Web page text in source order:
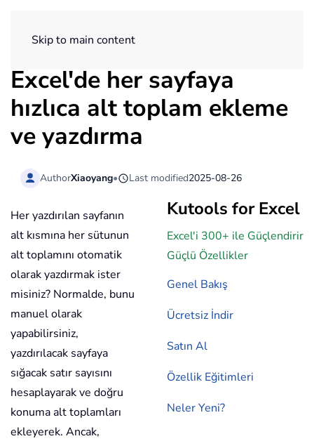
Skip to main content
Excel'de her sayfaya
hızlıca alt toplam ekleme
ve yazdırma
AuthorXiaoyang• Last modified2025-08-26
Kutools for Excel
Excel'i 300+ ile Güçlendirir
Güçlü Özellikler
Genel Bakış
Ücretsiz İndir
Satın Al
Özellik Eğitimleri
Neler Yeni?
Her yazdırılan sayfanın
alt kısmına her sütunun
alt toplamını otomatik
olarak yazdırmak ister
misiniz? Normalde, bunu
manuel olarak
yapabilirsiniz,
yazdırılacak sayfaya
sığacak satır sayısını
hesaplayarak ve doğru
konuma alt toplamları
ekleyerek. Ancak,